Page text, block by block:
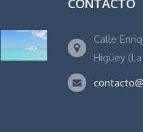
CONTACTO
Calle
Higüey